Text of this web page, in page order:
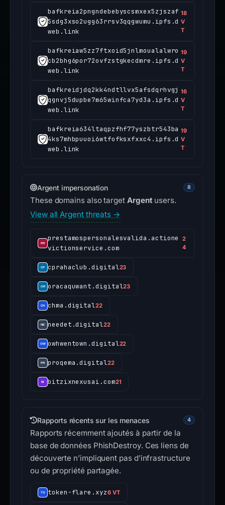
bafkreia2pngndebebyscsmxex5zjszaf
5sdg3xso2ugg63rrsv3qqgwumu.ipfs.d
web.link
18
V
T
bafkreiaw5zz7ftxoid5jnlmoualalwro
cb2bhg6por72ovfzstgkecdmre.ipfs.d
web.link
19
V
T
bafkreidjdq2kk4ndtllvx5afsdqrhvgj
qgnvj5dupbe7m65winfca7yd3a.ipfs.d
web.link
16
V
T
bafkreia634ltaqpzfhf77yszbtr543ba
4ks7mhbpuuoi6wtfofksxfxxc4.ipfs.d
web.link
19
V
T
Argent impersonation 8
These domains also target Argentusers.
View all Argent threats →
prestamospersonalesvalida.actione
victionservice.com
2
4
cprahaclub.digital23
oracaquwant.digital23
chma.digital22
needet.digital22
owhwentown.digital22
proqema.digital22
bitzixnexusai.com21
Rapports récents sur les menaces 4
Rapports récemment ajoutés à partir de la
base de données PhishDestroy. Ces liens de
découverte n’impliquent pas d’infrastructure
ou de propriété partagée.
token-flare.xyz6 VT